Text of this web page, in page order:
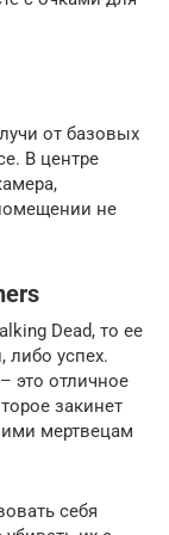
от базовых
В центре
не
Dead, то ее
успех.
это отличное
закинет
мертвецам
себя